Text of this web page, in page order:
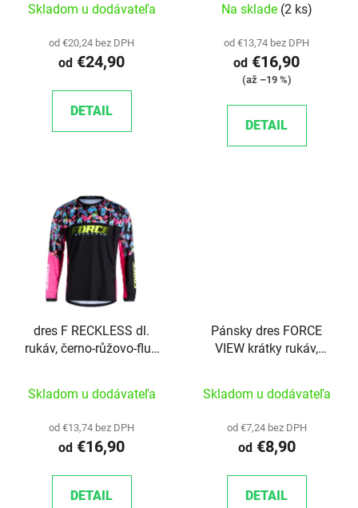
Skladom u dodávateľa
od €20,24 bez DPH
od €24,90
DETAIL
Na sklade (2 ks)
od €13,74 bez DPH
od €16,90
(až –19 %)
DETAIL
dres F RECKLESS dl.
rukáv, černo-růžovo-fluo
Skladom u dodávateľa
od €13,74 bez DPH
od €16,90
DETAIL
Pánsky dres FORCE
VIEW krátky rukáv,
Skladom u dodávateľa
od €7,24 bez DPH
od€8,90
DETAIL